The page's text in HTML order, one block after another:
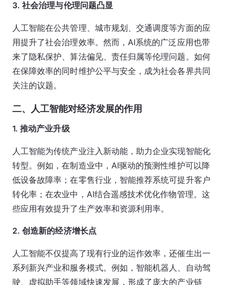
3. 社会治理与伦理问题凸显
人工智能在公共管理、城市规划、交通调度等方面的应
用提升了社会治理效率。然而，AI系统的广泛应用也带
来了隐私保护、算法偏见、责任归属等伦理问题。如何
在保障效率的同时维护公平与安全，成为社会各界共同
关注的议题。
二、人工智能对经济发展的作用
1. 推动产业升级
人工智能为传统产业注入新动能，助力企业实现智能化
转型。例如，在制造业中，AI驱动的预测性维护可以降
低设备故障率；在零售行业，智能推荐系统可提升客户
转化率；在农业中，AI结合遥感技术优化作物管理。这
些应用有效提升了生产效率和资源利用率。
2. 创造新的经济增长点
人工智能不仅提高了现有行业的运作效率，还催生出一
系列新兴产业和服务模式。例如，智能机器人、自动驾
驶、虚拟助手等领域快速发展，形成了庞大的产业链